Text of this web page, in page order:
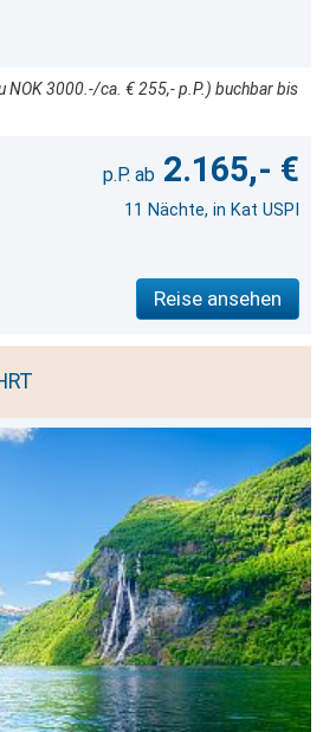
NOK 3000.-/ca. € 255,- p.P.) buchbar bis
2.165,- €
11 Nächte, in Kat USPI
Reise ansehen